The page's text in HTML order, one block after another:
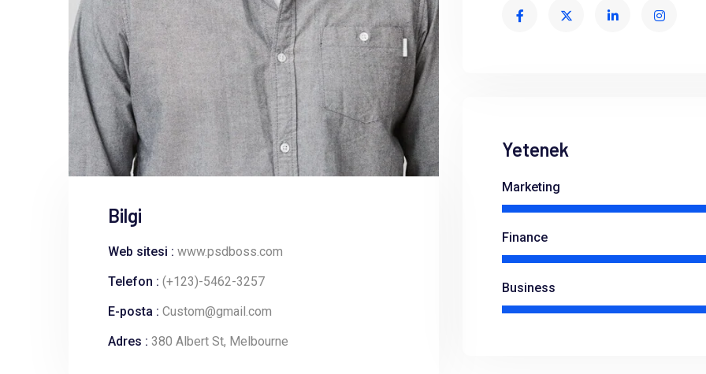
Bilgi
Web sitesi : www.psdboss.com
Telefon : (+123)-5462-3257
E-posta : Custom@gmail.com
Adres : 380 Albert St, Melbourne
Yetenek
Marketing
Finance
Business